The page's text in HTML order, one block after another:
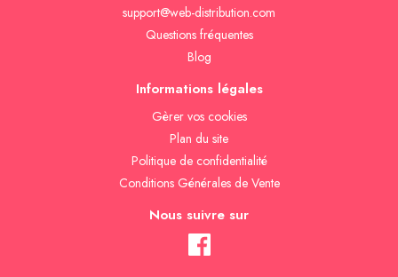
support@web-distribution.com
Questions fréquentes
Blog
Informations légales
Gèrer vos cookies
Plan du site
Politique de confidentialité
Conditions Générales de Vente
Nous suivre sur